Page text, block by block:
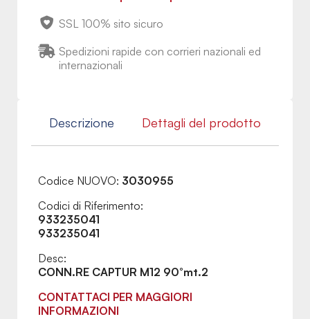
SSL 100% sito sicuro
Spedizioni rapide con corrieri nazionali ed
internazionali
Descrizione Dettagli del prodotto
Codice NUOVO: 3030955
Codici di Riferimento:
933235041
933235041
Desc:
CONN.RE CAPTUR M12 90°mt.2
CONTATTACI PER MAGGIORI
INFORMAZIONI